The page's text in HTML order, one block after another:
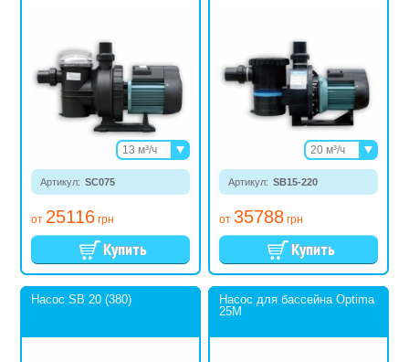
Артикул: SC075
от 25116 грн
13 м³/ч
17 м³/ч
Артикул: SB15-220
от 35788 грн
20 м³/ч
25 м³/ч
29 м³/ч
Насос SB 20 (380)
Насос для бассейна Optima
25M